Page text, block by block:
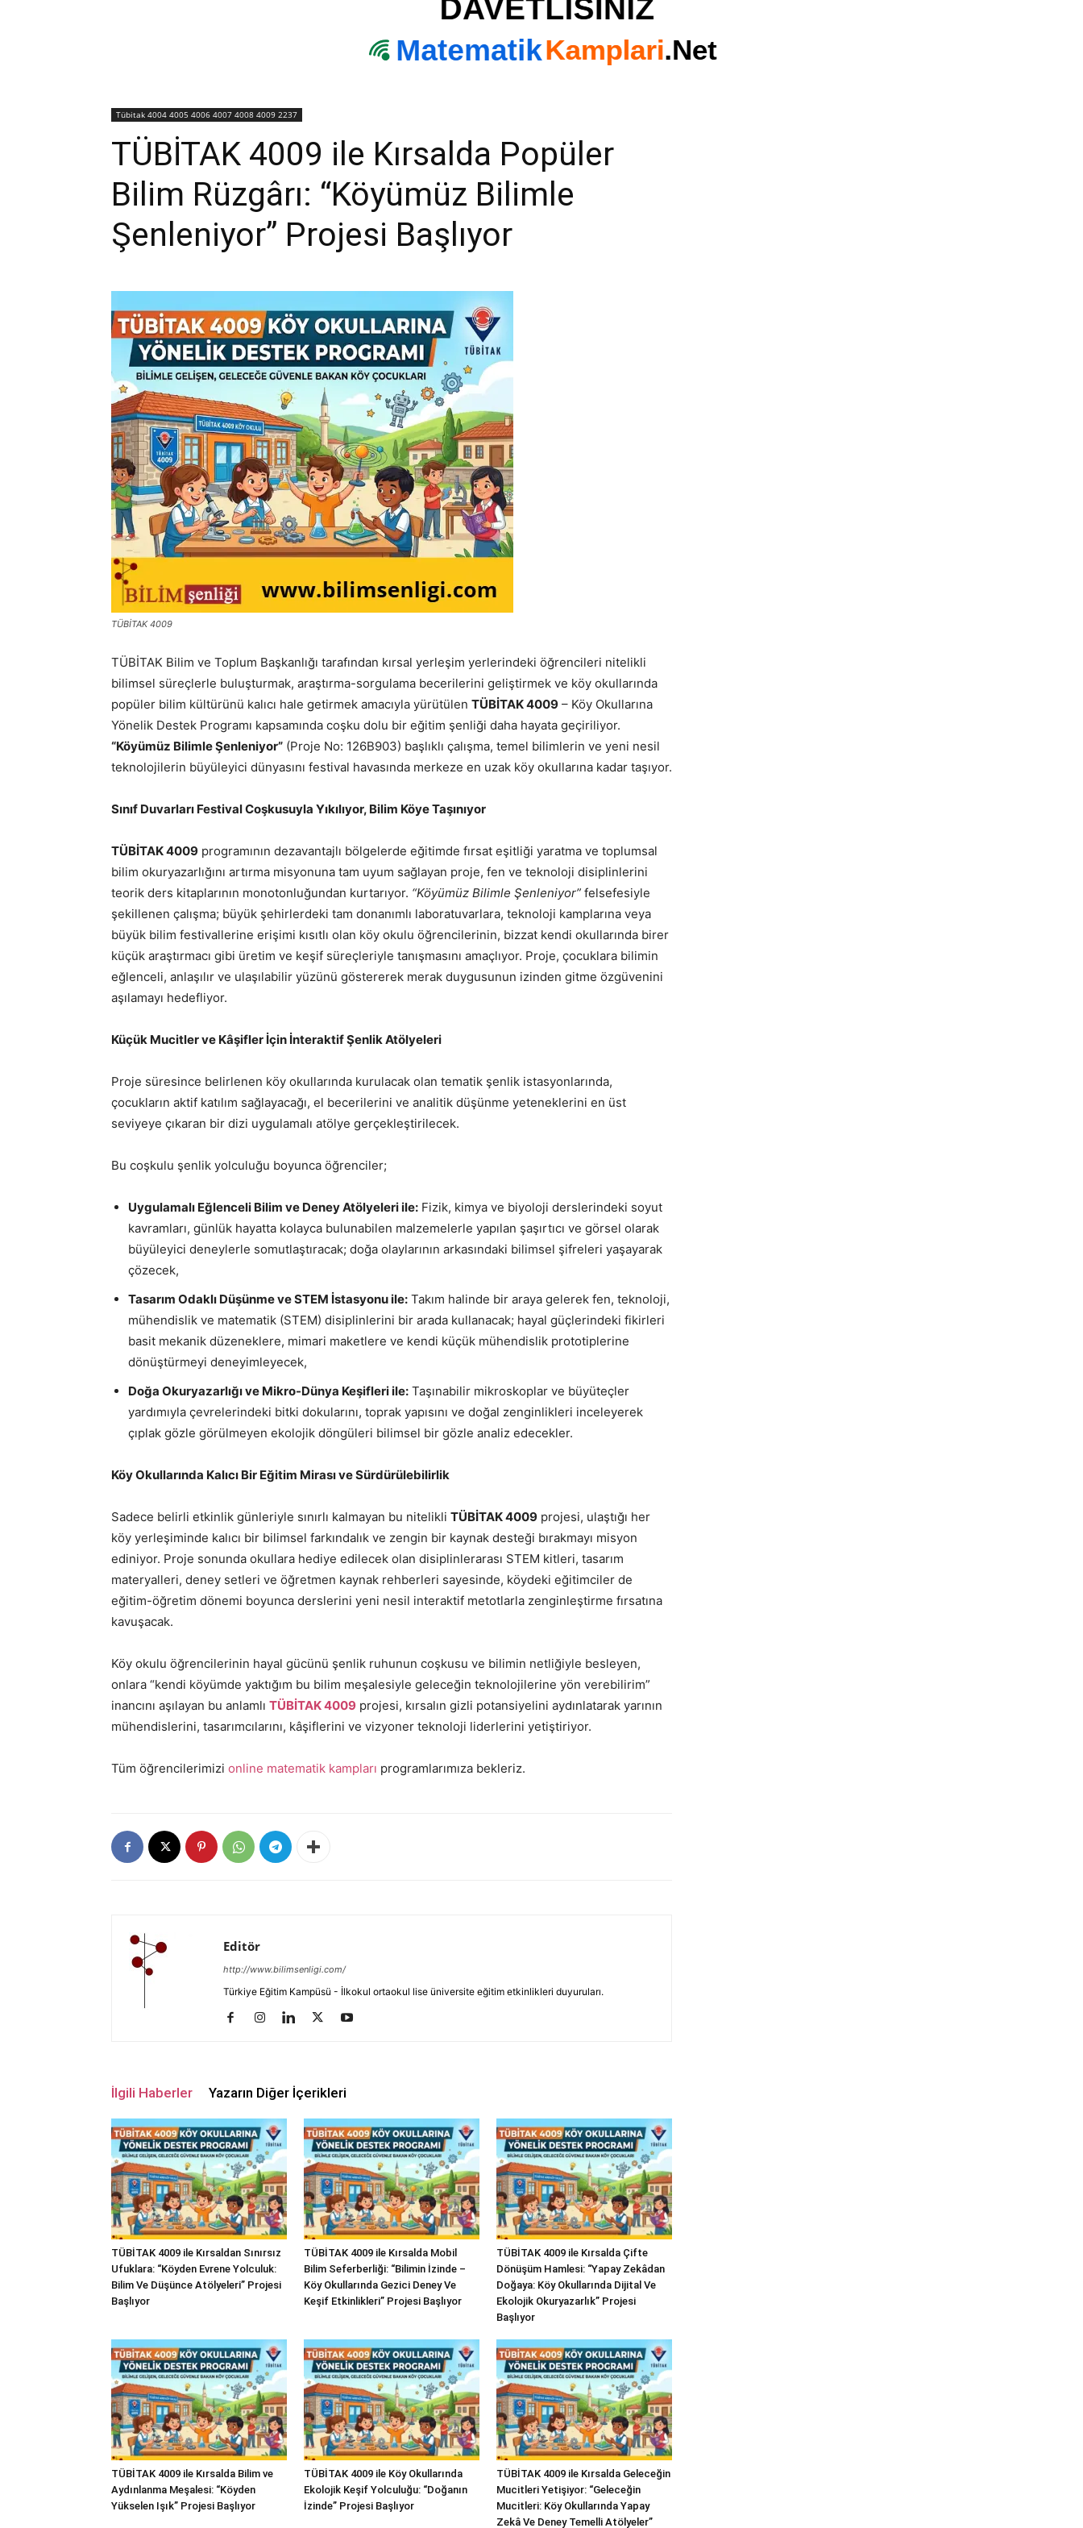
Tübitak 4004 4005 4006 4007 4008 4009 2237
TÜBİTAK 4009 ile Kırsalda Popüler
Bilim Rüzgârı: “Köyümüz Bilimle
Şenleniyor” Projesi Başlıyor
TÜBİTAK 4009
TÜBİTAK Bilim ve Toplum Başkanlığı tarafından kırsal yerleşim yerlerindeki öğrencileri nitelikli
bilimsel süreçlerle buluşturmak, araştırma-sorgulama becerilerini geliştirmek ve köy okullarında
popüler bilim kültürünü kalıcı hale getirmek amacıyla yürütülen TÜBİTAK 4009 – Köy Okullarına
Yönelik Destek Programı kapsamında coşku dolu bir eğitim şenliği daha hayata geçiriliyor.
“Köyümüz Bilimle Şenleniyor” (Proje No: 126B903) başlıklı çalışma, temel bilimlerin ve yeni nesil
teknolojilerin büyüleyici dünyasını festival havasında merkeze en uzak köy okullarına kadar taşıyor.
Sınıf Duvarları Festival Coşkusuyla Yıkılıyor, Bilim Köye Taşınıyor
TÜBİTAK 4009 programının dezavantajlı bölgelerde eğitimde fırsat eşitliği yaratma ve toplumsal
bilim okuryazarlığını artırma misyonuna tam uyum sağlayan proje, fen ve teknoloji disiplinlerini
teorik ders kitaplarının monotonluğundan kurtarıyor. “Köyümüz Bilimle Şenleniyor” felsefesiyle
şekillenen çalışma; büyük şehirlerdeki tam donanımlı laboratuvarlara, teknoloji kamplarına veya
büyük bilim festivallerine erişimi kısıtlı olan köy okulu öğrencilerinin, bizzat kendi okullarında birer
küçük araştırmacı gibi üretim ve keşif süreçleriyle tanışmasını amaçlıyor. Proje, çocuklara bilimin
eğlenceli, anlaşılır ve ulaşılabilir yüzünü göstererek merak duygusunun izinden gitme özgüvenini
aşılamayı hedefliyor.
Küçük Mucitler ve Kâşifler İçin İnteraktif Şenlik Atölyeleri
Proje süresince belirlenen köy okullarında kurulacak olan tematik şenlik istasyonlarında,
çocukların aktif katılım sağlayacağı, el becerilerini ve analitik düşünme yeteneklerini en üst
seviyeye çıkaran bir dizi uygulamalı atölye gerçekleştirilecek.
Bu coşkulu şenlik yolculuğu boyunca öğrenciler;
Uygulamalı Eğlenceli Bilim ve Deney Atölyeleri ile: Fizik, kimya ve biyoloji derslerindeki soyut
kavramları, günlük hayatta kolayca bulunabilen malzemelerle yapılan şaşırtıcı ve görsel olarak
büyüleyici deneylerle somutlaştıracak; doğa olaylarının arkasındaki bilimsel şifreleri yaşayarak
çözecek,
Tasarım Odaklı Düşünme ve STEM İstasyonu ile: Takım halinde bir araya gelerek fen, teknoloji,
mühendislik ve matematik (STEM) disiplinlerini bir arada kullanacak; hayal güçlerindeki fikirleri
basit mekanik düzeneklere, mimari maketlere ve kendi küçük mühendislik prototiplerine
dönüştürmeyi deneyimleyecek,
Doğa Okuryazarlığı ve Mikro-Dünya Keşifleri ile: Taşınabilir mikroskoplar ve büyüteçler
yardımıyla çevrelerindeki bitki dokularını, toprak yapısını ve doğal zenginlikleri inceleyerek
çıplak gözle görülmeyen ekolojik döngüleri bilimsel bir gözle analiz edecekler.
Köy Okullarında Kalıcı Bir Eğitim Mirası ve Sürdürülebilirlik
Sadece belirli etkinlik günleriyle sınırlı kalmayan bu nitelikli TÜBİTAK 4009 projesi, ulaştığı her
köy yerleşiminde kalıcı bir bilimsel farkındalık ve zengin bir kaynak desteği bırakmayı misyon
ediniyor. Proje sonunda okullara hediye edilecek olan disiplinlerarası STEM kitleri, tasarım
materyalleri, deney setleri ve öğretmen kaynak rehberleri sayesinde, köydeki eğitimciler de
eğitim-öğretim dönemi boyunca derslerini yeni nesil interaktif metotlarla zenginleştirme fırsatına
kavuşacak.
Köy okulu öğrencilerinin hayal gücünü şenlik ruhunun coşkusu ve bilimin netliğiyle besleyen,
onlara “kendi köyümde yaktığım bu bilim meşalesiyle geleceğin teknolojilerine yön verebilirim”
inancını aşılayan bu anlamlı TÜBİTAK 4009 projesi, kırsalın gizli potansiyelini aydınlatarak yarının
mühendislerini, tasarımcılarını, kâşiflerini ve vizyoner teknoloji liderlerini yetiştiriyor.
Tüm öğrencilerimizi online matematik kampları programlarımıza bekleriz.
Editör
http://www.bilimsenligi.com/
Türkiye Eğitim Kampüsü - İlkokul ortaokul lise üniversite eğitim etkinlikleri duyuruları.
İlgili Haberler Yazarın Diğer İçerikleri
TÜBİTAK 4009 ile Kırsaldan Sınırsız
Ufuklara: “Köyden Evrene Yolculuk:
Bilim Ve Düşünce Atölyeleri” Projesi
Başlıyor
TÜBİTAK 4009 ile Kırsalda Mobil
Bilim Seferberliği: “Bilimin İzinde –
Köy Okullarında Gezici Deney Ve
Keşif Etkinlikleri” Projesi Başlıyor
TÜBİTAK 4009 ile Kırsalda Çifte
Dönüşüm Hamlesi: “Yapay Zekâdan
Doğaya: Köy Okullarında Dijital Ve
Ekolojik Okuryazarlık” Projesi
Başlıyor
TÜBİTAK 4009 ile Kırsalda Bilim ve
Aydınlanma Meşalesi: “Köyden
Yükselen Işık” Projesi Başlıyor
TÜBİTAK 4009 ile Köy Okullarında
Ekolojik Keşif Yolculuğu: “Doğanın
İzinde” Projesi Başlıyor
TÜBİTAK 4009 ile Kırsalda Geleceğin
Mucitleri Yetişiyor: “Geleceğin
Mucitleri: Köy Okullarında Yapay
Zekâ Ve Deney Temelli Atölyeler”